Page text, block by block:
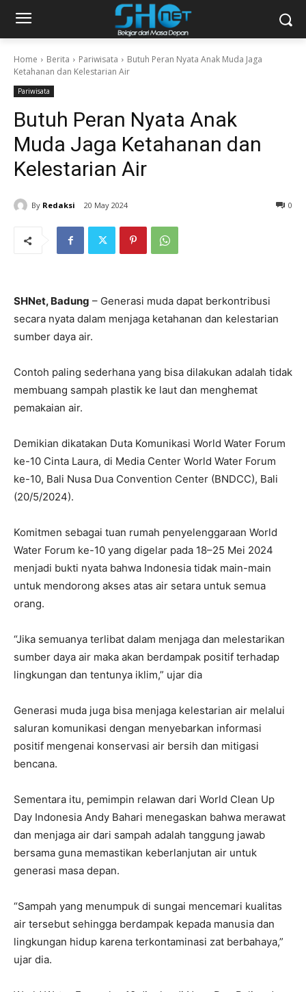
Home Berita Pariwisata
Butuh Peran Nyata Anak Muda Jaga
Ketahanan dan Kelestarian Air
Pariwisata
Butuh Peran Nyata Anak
Muda Jaga Ketahanan dan
Kelestarian Air
By Redaksi 20 May 2024 0
SHNet, Badung – Generasi muda dapat berkontribusi
secara nyata dalam menjaga ketahanan dan kelestarian
sumber daya air.
Contoh paling sederhana yang bisa dilakukan adalah tidak
membuang sampah plastik ke laut dan menghemat
pemakaian air.
Demikian dikatakan Duta Komunikasi World Water Forum
ke-10 Cinta Laura, di Media Center World Water Forum
ke-10, Bali Nusa Dua Convention Center (BNDCC), Bali
(20/5/2024).
Komitmen sebagai tuan rumah penyelenggaraan World
Water Forum ke-10 yang digelar pada 18–25 Mei 2024
menjadi bukti nyata bahwa Indonesia tidak main-main
untuk mendorong akses atas air setara untuk semua
orang.
“Jika semuanya terlibat dalam menjaga dan melestarikan
sumber daya air maka akan berdampak positif terhadap
lingkungan dan tentunya iklim,” ujar dia
Generasi muda juga bisa menjaga kelestarian air melalui
saluran komunikasi dengan menyebarkan informasi
positif mengenai konservasi air bersih dan mitigasi
bencana.
Sementara itu, pemimpin relawan dari World Clean Up
Day Indonesia Andy Bahari menegaskan bahwa merawat
dan menjaga air dari sampah adalah tanggung jawab
bersama guna memastikan keberlanjutan air untuk
generasi masa depan.
“Sampah yang menumpuk di sungai mencemari kualitas
air tersebut sehingga berdampak kepada manusia dan
lingkungan hidup karena terkontaminasi zat berbahaya,”
ujar dia.